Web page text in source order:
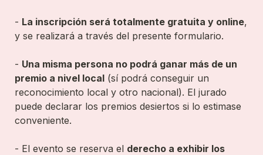
- La inscripción será totalmente gratuita y online,
y se realizará a través del presente formulario.
- Una misma persona no podrá ganar más de un
premio a nivel local (sí podrá conseguir un
reconocimiento local y otro nacional). El jurado
puede declarar los premios desiertos si lo estimase
conveniente.
- El evento se reserva el derecho a exhibir los